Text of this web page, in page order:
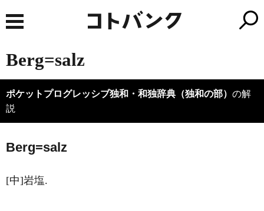
Berg=salz
ポケットプログレッシブ独和・和独辞典（独和の部） の解
説
Berg=salz
[中]岩塩.